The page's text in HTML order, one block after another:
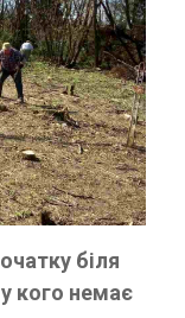
біля
кого немає